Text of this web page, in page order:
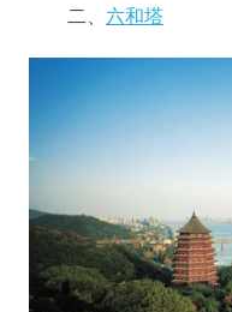
二、 六和塔